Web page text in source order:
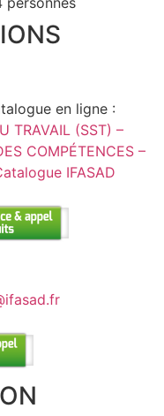
en ligne :
TRAVAIL (SST) –
COMPÉTENCES –
IFASAD